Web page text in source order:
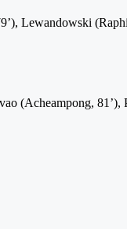
Lewandowski
(Acheampong, 81’),